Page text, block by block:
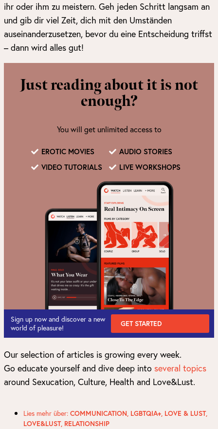
ihr oder ihm zu meistern. Geh jeden Schritt langsam an
und gib dir viel Zeit, dich mit den Umständen
auseinanderzusetzen, bevor du eine Entscheidung triffst
– dann wird alles gut!
Just reading about it is not
enough?
You will get unlimited access to
EROTIC MOVIES
AUDIO STORIES
VIDEO TUTORIALS
LIVE WORKSHOPS
Sign up now and discover a new
world of pleasure!
GET STARTED
Our selection of articles is growing every week.
Go educate yourself and dive deep into several topics
around Sexucation, Culture, Health and Love&Lust.
Lies mehr über: COMMUNICATION, LGBTQIA+, LOVE & LUST,
LOVE&LUST, RELATIONSHIP